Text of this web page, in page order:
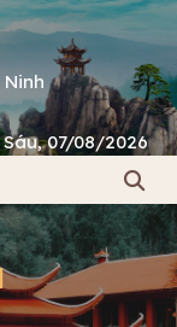
07/08/2026